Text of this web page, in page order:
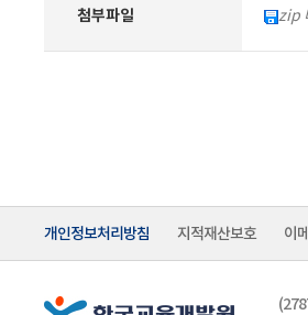
첨부파일 zip
개인정보처리방침 지적재산보호 이